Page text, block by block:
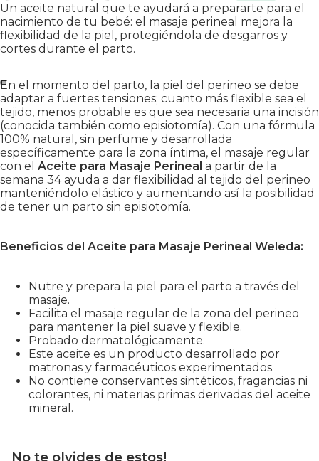
Un aceite natural que te ayudará a prepararte para el
nacimiento de tu bebé: el masaje perineal mejora la
flexibilidad de la piel, protegiéndola de desgarros y
cortes durante el parto.
En el momento del parto, la piel del perineo se debe
adaptar a fuertes tensiones; cuanto más flexible sea el
tejido, menos probable es que sea necesaria una incisión
(conocida también como episiotomía). Con una fórmula
100% natural, sin perfume y desarrollada
específicamente para la zona íntima, el masaje regular
con el Aceite para Masaje Perineal a partir de la
semana 34 ayuda a dar flexibilidad al tejido del perineo
manteniéndolo elástico y aumentando así la posibilidad
de tener un parto sin episiotomía.
Beneficios del Aceite para Masaje Perineal Weleda:
Nutre y prepara la piel para el parto a través del
masaje.
Facilita el masaje regular de la zona del perineo
para mantener la piel suave y flexible.
Probado dermatológicamente.
Este aceite es un producto desarrollado por
matronas y farmacéuticos experimentados.
No contiene conservantes sintéticos, fragancias ni
colorantes, ni materias primas derivadas del aceite
mineral.
No te olvides de estos!